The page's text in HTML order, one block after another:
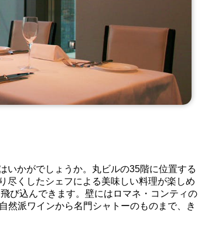
いかがでしょうか。丸ビルの35階に位置する
尽くしたシェフによる美味しい料理が楽しめ
び込んできます。壁にはロマネ・コンティの
然派ワインから名門シャトーのものまで、き